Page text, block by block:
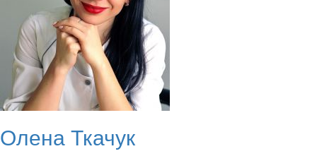
Олена Ткачук